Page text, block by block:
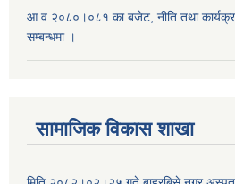
आ.व २०८०।०८१ का बजेट, नीति तथा
सम्बन्धमा ।
सामाजिक विकास शाखा